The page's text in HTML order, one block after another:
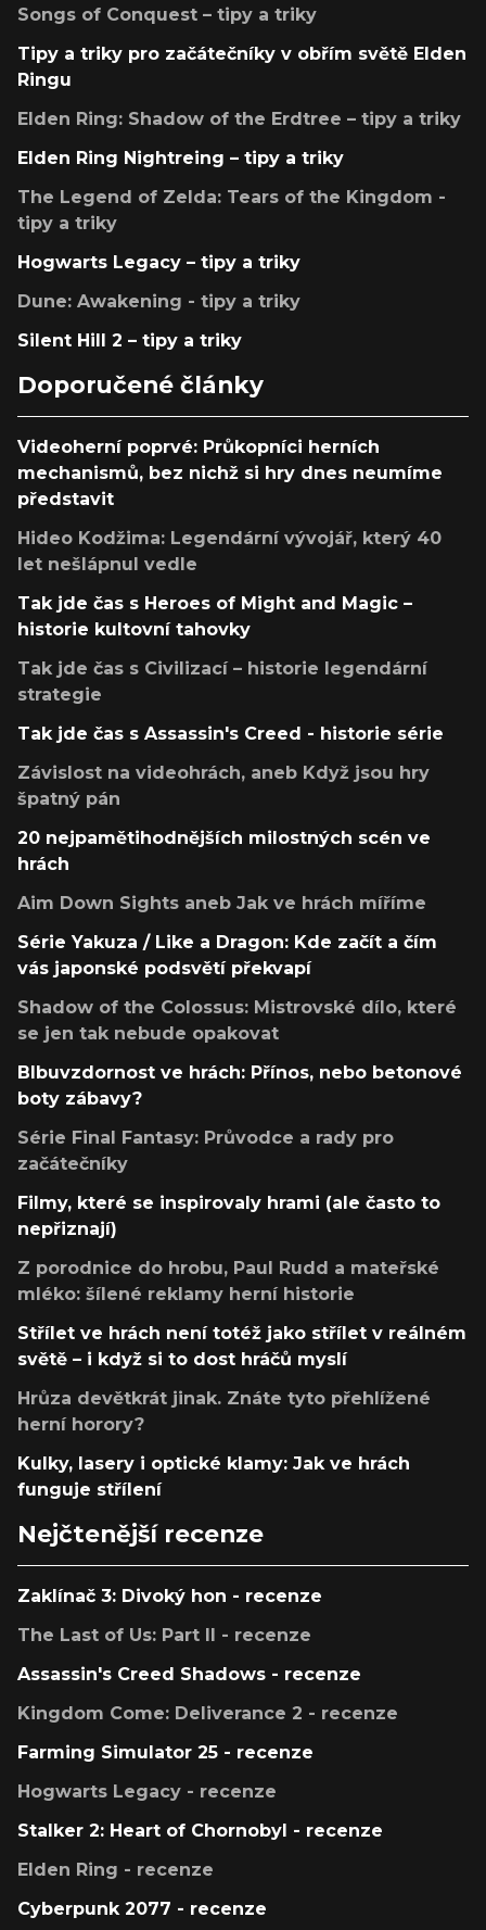
Songs of Conquest – tipy a triky
Tipy a triky pro začátečníky v obřím světě Elden
Ringu
Elden Ring: Shadow of the Erdtree – tipy a triky
Elden Ring Nightreing – tipy a triky
The Legend of Zelda: Tears of the Kingdom -
tipy a triky
Hogwarts Legacy – tipy a triky
Dune: Awakening - tipy a triky
Silent Hill 2 – tipy a triky
Doporučené články
Videoherní poprvé: Průkopníci herních
mechanismů, bez nichž si hry dnes neumíme
představit
Hideo Kodžima: Legendární vývojář, který 40
let nešlápnul vedle
Tak jde čas s Heroes of Might and Magic –
historie kultovní tahovky
Tak jde čas s Civilizací – historie legendární
strategie
Tak jde čas s Assassin's Creed - historie série
Závislost na videohrách, aneb Když jsou hry
špatný pán
20 nejpamětihodnějších milostných scén ve
hrách
Aim Down Sights aneb Jak ve hrách míříme
Série Yakuza / Like a Dragon: Kde začít a čím
vás japonské podsvětí překvapí
Shadow of the Colossus: Mistrovské dílo, které
se jen tak nebude opakovat
Blbuvzdornost ve hrách: Přínos, nebo betonové
boty zábavy?
Série Final Fantasy: Průvodce a rady pro
začátečníky
Filmy, které se inspirovaly hrami (ale často to
nepřiznají)
Z porodnice do hrobu, Paul Rudd a mateřské
mléko: šílené reklamy herní historie
Střílet ve hrách není totéž jako střílet v reálném
světě – i když si to dost hráčů myslí
Hrůza devětkrát jinak. Znáte tyto přehlížené
herní horory?
Kulky, lasery i optické klamy: Jak ve hrách
funguje střílení
Nejčtenější recenze
Zaklínač 3: Divoký hon - recenze
The Last of Us: Part II - recenze
Assassin's Creed Shadows - recenze
Kingdom Come: Deliverance 2 - recenze
Farming Simulator 25 - recenze
Hogwarts Legacy - recenze
Stalker 2: Heart of Chornobyl - recenze
Elden Ring - recenze
Cyberpunk 2077 - recenze